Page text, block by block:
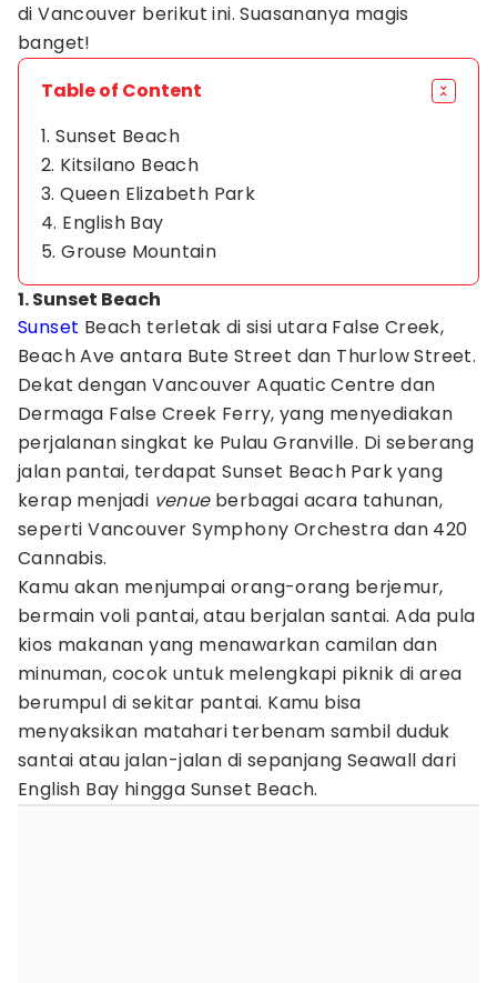
di Vancouver berikut ini. Suasananya magis
banget!
Table of Content
1. Sunset Beach
2. Kitsilano Beach
3. Queen Elizabeth Park
4. English Bay
5. Grouse Mountain
1. Sunset Beach
Sunset Beach terletak di sisi utara False Creek,
Beach Ave antara Bute Street dan Thurlow Street.
Dekat dengan Vancouver Aquatic Centre dan
Dermaga False Creek Ferry, yang menyediakan
perjalanan singkat ke Pulau Granville. Di seberang
jalan pantai, terdapat Sunset Beach Park yang
kerap menjadi venue berbagai acara tahunan,
seperti Vancouver Symphony Orchestra dan 420
Cannabis.
Kamu akan menjumpai orang-orang berjemur,
bermain voli pantai, atau berjalan santai. Ada pula
kios makanan yang menawarkan camilan dan
minuman, cocok untuk melengkapi piknik di area
berumpul di sekitar pantai. Kamu bisa
menyaksikan matahari terbenam sambil duduk
santai atau jalan-jalan di sepanjang Seawall dari
English Bay hingga Sunset Beach.